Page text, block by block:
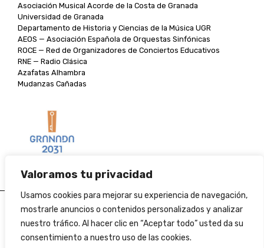
Valoramos tu privacidad
Usamos cookies para mejorar su experiencia de navegación,
mostrarle anuncios o contenidos personalizados y analizar
nuestro tráfico. Al hacer clic en “Aceptar todo” usted da su
consentimiento a nuestro uso de las cookies.
Asociación Musical Acorde de la Costa de Granada
Universidad de Granada
Departamento de Historia y Ciencias de la Música UGR
AEOS — Asociación Española de Orquestas Sinfónicas
ROCE — Red de Organizadores de Conciertos Educativos
RNE — Radio Clásica
Azafatas Alhambra
Mudanzas Cañadas
Aviso legal
Política de cookies